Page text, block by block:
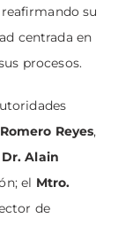
reafirmando su
centrada en
procesos.
Reyes,
Dr. Alain
el Mtro.
de